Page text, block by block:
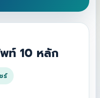
ท์ 10 หลัก
ร์